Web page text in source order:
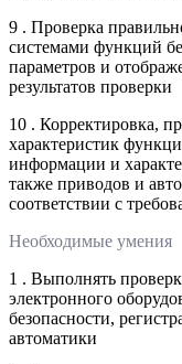
9 . Проверка
системами функций
параметров и
результатов проверки
10 . Корректировка,
характеристик
информации и
также приводов и
соответствии с
Необходимые умения
1 . Выполнять
электронного
безопасности,
автоматики